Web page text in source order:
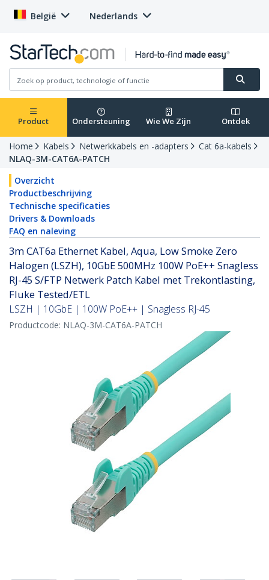
België Nederlands
Product Ondersteuning Wie We Zijn Ontdek
Home Kabels Netwerkkabels en -adapters
Cat 6a-kabels
NLAQ-3M-CAT6A-PATCH
Overzicht
Productbeschrijving
Technische specificaties
Drivers & Downloads
FAQ en naleving
3m CAT6a Ethernet Kabel, Aqua, Low Smoke Zero
Halogen (LSZH), 10GbE 500MHz 100W PoE++ Snagless
RJ-45 S/FTP Netwerk Patch Kabel met Trekontlasting,
Fluke Tested/ETL
LSZH | 10GbE | 100W PoE++ | Snagless RJ-45
Productcode: NLAQ-3M-CAT6A-PATCH